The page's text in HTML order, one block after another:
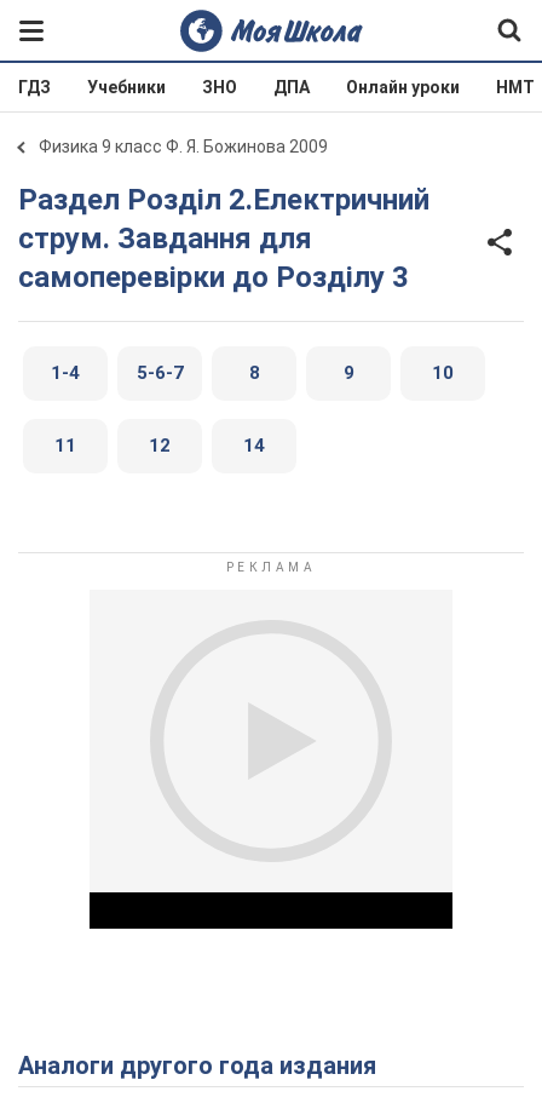
ГДЗ Учебники ЗНО ДПА Онлайн уроки НМТ
Физика 9 класс Ф. Я. Божинова 2009
Раздел Розділ 2.Електричний
струм. Завдання для
самоперевірки до Розділу 3
1-4 5-6-7 8 9 10
11 12 14
Play Video
Аналоги другого года издания